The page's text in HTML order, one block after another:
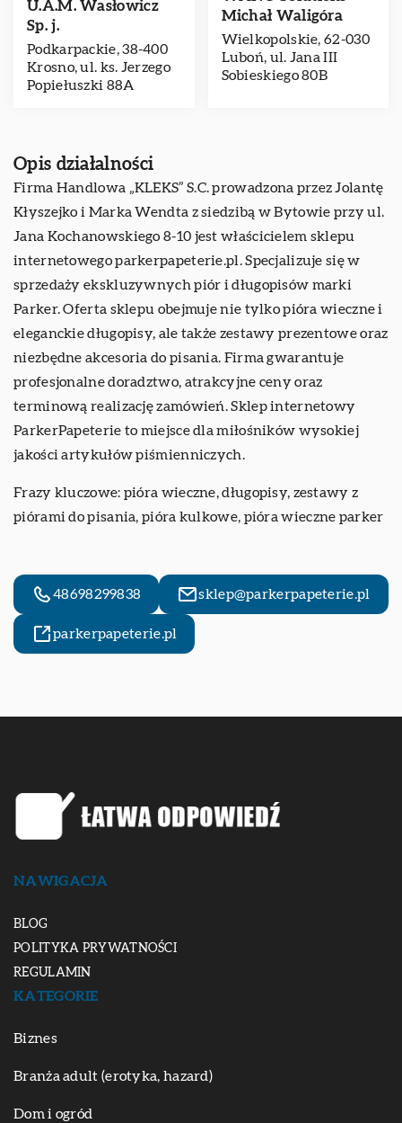
U.A.M. Wasłowicz
Sp. j.
Podkarpackie, 38-400
Krosno, ul. ks. Jerzego
Popiełuszki 88A
Michał Waligóra
Wielkopolskie, 62-030
Luboń, ul. Jana III
Sobieskiego 80B
Opis działalności
Firma Handlowa „KLEKS” S.C. prowadzona przez Jolantę
Kłyszejko i Marka Wendta z siedzibą w Bytowie przy ul.
Jana Kochanowskiego 8-10 jest właścicielem sklepu
internetowego parkerpapeterie.pl. Specjalizuje się w
sprzedaży ekskluzywnych piór i długopisów marki
Parker. Oferta sklepu obejmuje nie tylko pióra wieczne i
eleganckie długopisy, ale także zestawy prezentowe oraz
niezbędne akcesoria do pisania. Firma gwarantuje
profesjonalne doradztwo, atrakcyjne ceny oraz
terminową realizację zamówień. Sklep internetowy
ParkerPapeterie to miejsce dla miłośników wysokiej
jakości artykułów piśmienniczych.
Frazy kluczowe: pióra wieczne, długopisy, zestawy z
piórami do pisania, pióra kulkowe, pióra wieczne parker
48698299838 sklep@parkerpapeterie.pl
parkerpapeterie.pl
NAWIGACJA
BLOG
POLITYKA PRYWATNOŚCI
REGULAMIN
KATEGORIE
Biznes
Branża adult (erotyka, hazard)
Dom i ogród